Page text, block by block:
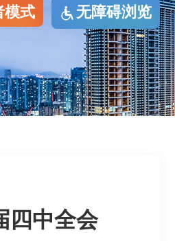
模式 无障碍浏览
四中全会